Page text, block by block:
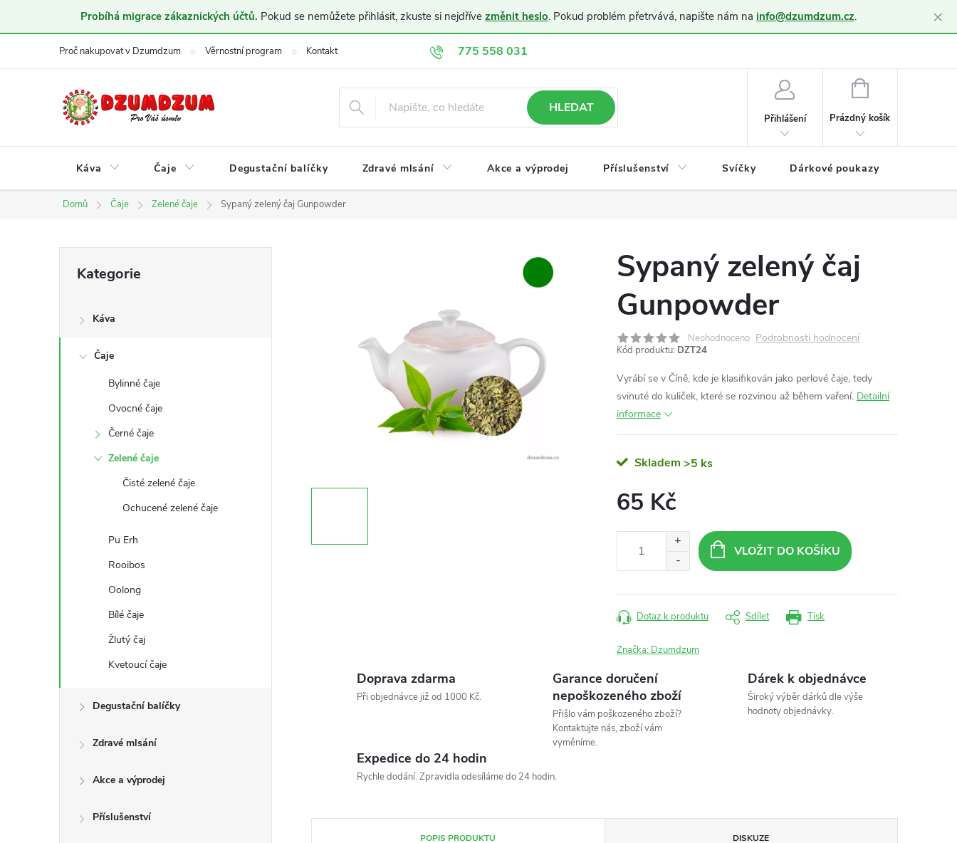
Probíhá migrace zákaznických účtů. Pokud se nemůžete přihlásit, zkuste si nejdříve změnit heslo. Pokud problém přetrvává, napište nám na info@dzumdzum.cz. ×
775 558 031
Proč nakupovat v Dzumdzum Věrnostní program Kontakt Doprava a platba Obchodní podmínky
HLEDAT
Přihlášení
NÁKUPNÍ
Prázdný košík
Káva Čaje Degustační balíčky Zdravé mlsání Akce a výprodej Příslušenství Svíčky Dárkové poukazy
Domů Čaje Zelené čaje Sypaný zelený čaj Gunpowder
s
e
kategorie
Kategorie
Káva
Čaje
Bylinné čaje
Ovocné čaje
Černé čaje
Zelené čaje
Čisté zelené čaje
Ochucené zelené čaje
Pu Erh
Rooibos
Oolong
Bílé čaje
Žlutý čaj
Kvetoucí čaje
Degustační balíčky
Zdravé mlsání
Akce a výprodej
Příslušenství
Sypaný zelený čaj
Gunpowder
Neohodnoceno Podrobnosti hodnocení
Kód produktu: DZT24
Vyrábí se v Číně, kde je klasifikován jako perlové čaje, tedy
svinuté do kuliček, které se rozvinou až během vaření. Detailní
informace
Skladem >5 ks
65 Kč
VLOŽIT DO KOŠÍKU
Tisk
Dotaz k produktu Sdílet
Značka: Dzumdzum
Doprava zdarma
Při objednávce již od 1000 Kč.
Garance doručení
nepoškozeného zboží
Přišlo vám poškozeného zboží?
Kontaktujte nás, zboží vám
vyměníme.
Dárek k objednávce
Široký výběr dárků dle výše
hodnoty objednávky.
Expedice do 24 hodin
Rychle dodání. Zpravidla odesíláme do 24 hodin.
POPIS PRODUKTU DISKUZE